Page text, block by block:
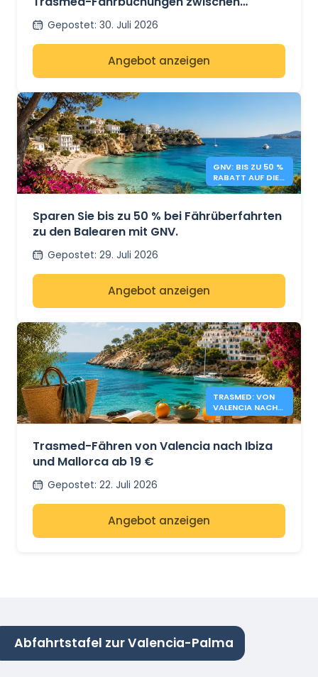
Spanien und den Balearen
Gepostet: 30. Juli 2026
Angebot anzeigen
GNV: BIS ZU 50 %
RABATT AUF DIE
FÄHREN ZU DEN
Sparen Sie bis zu 50 % bei Fährüberfahrten
zu den Balearen mit GNV.
Gepostet: 29. Juli 2026
Angebot anzeigen
TRASMED: VON
VALENCIA NACH
IBIZA &
Trasmed-Fähren von Valencia nach Ibiza
und Mallorca ab 19 €
Gepostet: 22. Juli 2026
Angebot anzeigen
Abfahrtstafel zur Valencia-Palma